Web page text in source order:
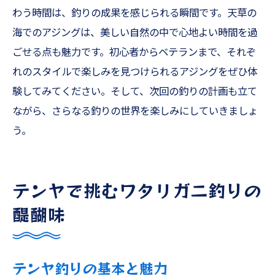
わう時間は、釣りの成果を感じられる瞬間です。天草の
海でのアジングは、美しい自然の中で心地よい時間を過
ごせる点も魅力です。初心者からベテランまで、それぞ
れのスタイルで楽しみを見つけられるアジングをぜひ体
験してみてください。そして、次回の釣りの計画も立て
ながら、さらなる釣りの世界を楽しみにしていきましょ
う。
テンヤで挑むワタリガニ釣りの
醍醐味
テンヤ釣りの基本と魅力